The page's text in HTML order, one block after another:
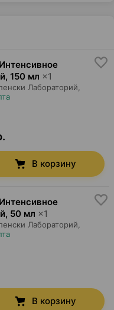
, 150 мл ×1
Лабораторий
В корзину
, 50 мл ×1
Лабораторий
В корзину